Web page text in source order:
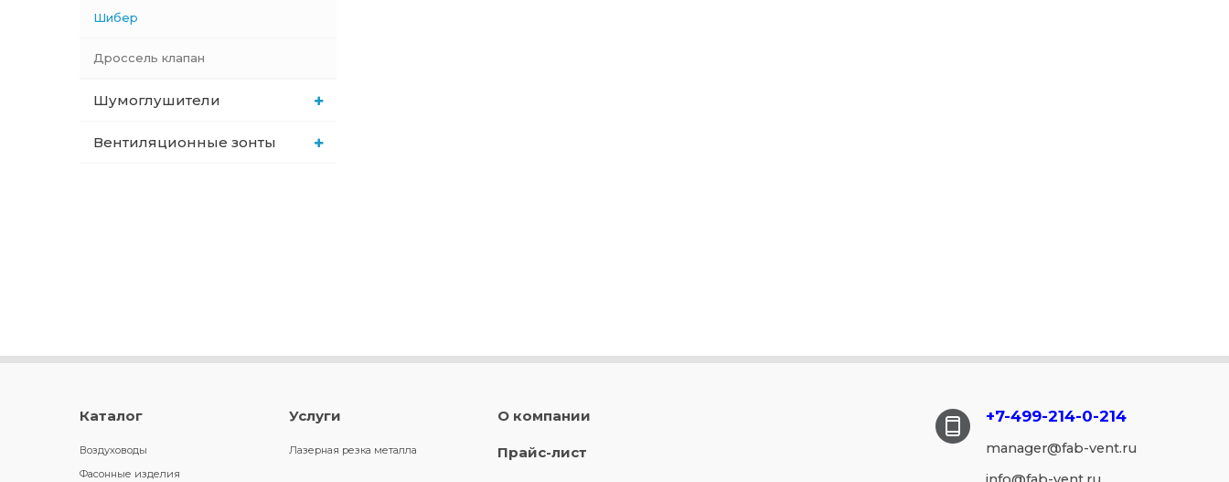
Шибер
Дроссель клапан
Шумоглушители
Вентиляционные зонты
Каталог
Воздуховоды
Фасонные изделия
Услуги
Лазерная резка металла
О компании
Прайс-лист
+7-499-214-0-214
manager@fab-vent.ru